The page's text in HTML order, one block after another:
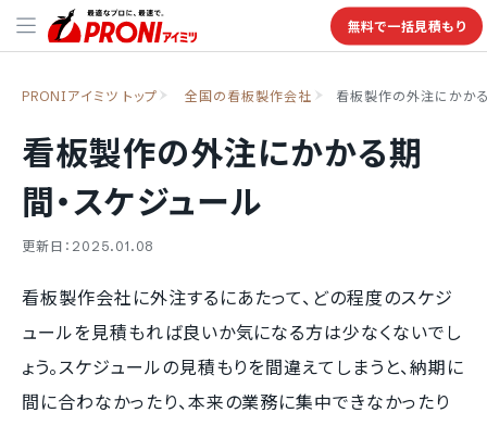
無料で一括見積もり
PRONIアイミツ トップ 全国の看板製作会社 看板製作の外注にかか
看板製作の外注にかかる期
間・スケジュール
更新日：2025.01.08
看板製作会社に外注するにあたって、どの程度のスケジ
ュールを見積もれば良いか気になる方は少なくないでし
ょう。スケジュールの見積もりを間違えてしまうと、納期に
間に合わなかったり、本来の業務に集中できなかったり